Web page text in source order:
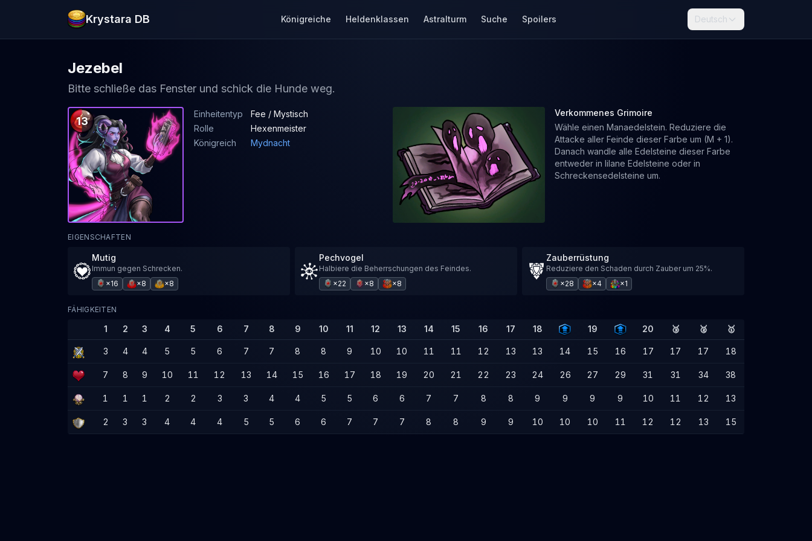
Krystara DB Königreiche Heldenklassen Astralturm Suche Spoilers Deutsch
Jezebel
Bitte schließe das Fenster und schick die Hunde weg.
13
Einheitentyp
Fee / Mystisch
Rolle
Hexenmeister
Königreich
Mydnacht
Verkommenes Grimoire
Wähle einen Manaedelstein. Reduziere die
Attacke aller Feinde dieser Farbe um (M + 1).
Danach wandle alle Edelsteine ​​dieser Farbe
entweder in lilane Edelsteine ​​oder in
Schreckensedelsteine ​​um.
EIGENSCHAFTEN
Mutig
Immun gegen Schrecken.
×16
×8 ×8
Pechvogel
Halbiere die Beherrschungen des Feindes.
×22
×8 ×8
Zauberrüstung
Reduziere den Schaden durch Zauber um 25%.
×28
×4 ×1
FÄHIGKEITEN
1 2 3 4 5 6 7 8 9 10 11 12 13 14 15 16 17 18 19 20 🥉 🥈 🥇
3 4 4 5 5 6 7 7 8 8 9 10 10 11 11 12 13 13 14 15 16 17 17 17 18
7 8 9 10 11 12 13 14 15 16 17 18 19 20 21 22 23 24 26 27 29 31 31 34 38
1 1 1 2 2 3 3 4 4 5 5 6 6 7 7 8 8 9 9 9 9 10 11 12 13
2 3 3 4 4 4 5 5 6 6 7 7 7 8 8 9 9 10 10 10 11 12 12 13 15